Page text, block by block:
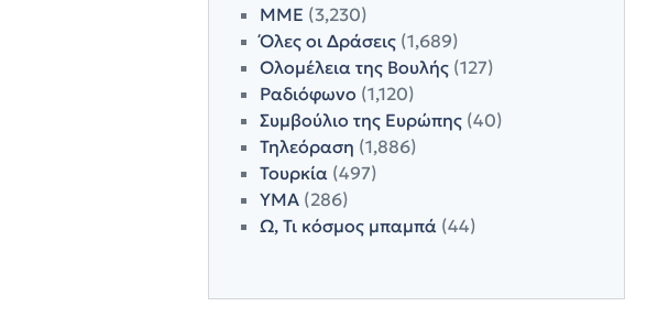
ΜΜΕ (3,230)
Όλες οι Δράσεις(1,689)
Ολομέλεια της Βουλής(127)
Ραδιόφωνο (1,120)
Συμβούλιο της Ευρώπης(40)
Τηλεόραση (1,886)
Τουρκία(497)
ΥΜΑ(286)
Ω, Τι κόσμος μπαμπά(44)